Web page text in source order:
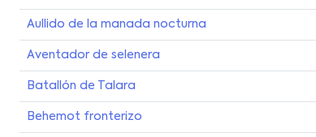
Aullido de la manada nocturna
Aventador de selenera
Batallón de Talara
Behemot fronterizo